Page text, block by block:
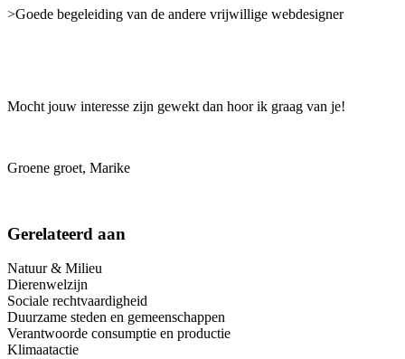
>Goede begeleiding van de andere vrijwillige webdesigner
Mocht jouw interesse zijn gewekt dan hoor ik graag van je!
Groene groet, Marike
Gerelateerd aan
Natuur & Milieu
Dierenwelzijn
Sociale rechtvaardigheid
Duurzame steden en gemeenschappen
Verantwoorde consumptie en productie
Klimaatactie